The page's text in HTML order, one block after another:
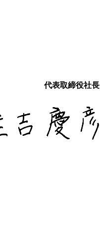
代表取締役社長